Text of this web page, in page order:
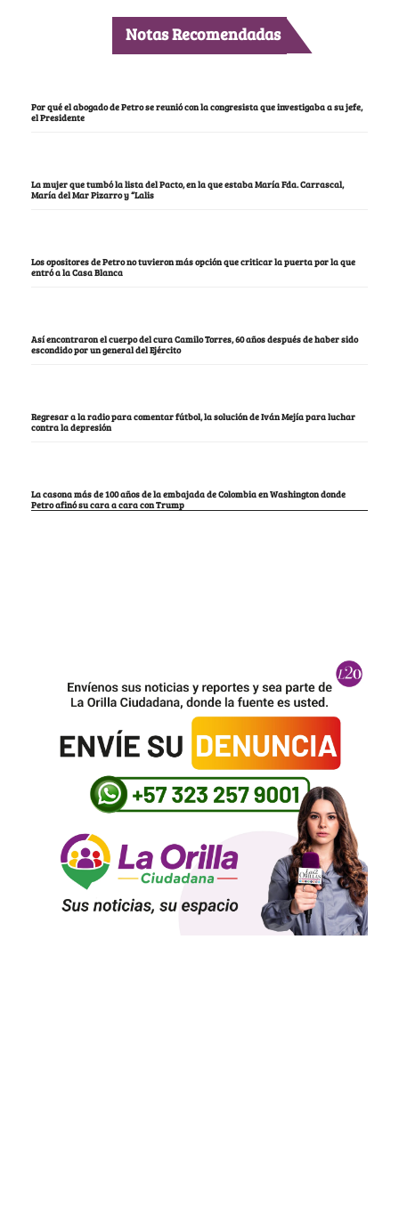
Notas Recomendadas
Por qué el abogado de Petro se reunió con la congresista que investigaba a su jefe,
el Presidente
La mujer que tumbó la lista del Pacto, en la que estaba María Fda. Carrascal,
María del Mar Pizarro y “Lalis
Los opositores de Petro no tuvieron más opción que criticar la puerta por la que
entró a la Casa Blanca
Así encontraron el cuerpo del cura Camilo Torres, 60 años después de haber sido
escondido por un general del Ejército
Regresar a la radio para comentar fútbol, la solución de Iván Mejía para luchar
contra la depresión
La casona más de 100 años de la embajada de Colombia en Washington donde
Petro afinó su cara a cara con Trump